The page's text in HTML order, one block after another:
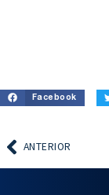
Facebook
ANTERIOR